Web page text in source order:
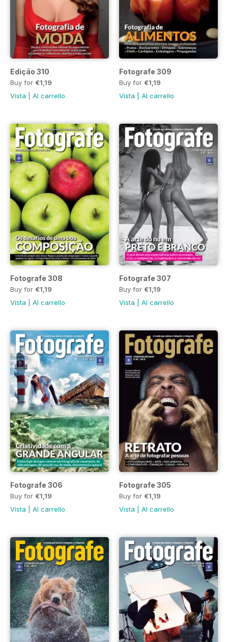
Edição 310
Buy for €1,19
Vista
Al carrello
Fotografe 309
Buy for €1,19
Vista
Al carrello
Fotografe 308
Buy for €1,19
Vista
Al carrello
Fotografe 307
Buy for €1,19
Vista
Al carrello
Fotografe 306
Buy for €1,19
Vista
Al carrello
Fotografe 305
Buy for €1,19
Vista
Al carrello